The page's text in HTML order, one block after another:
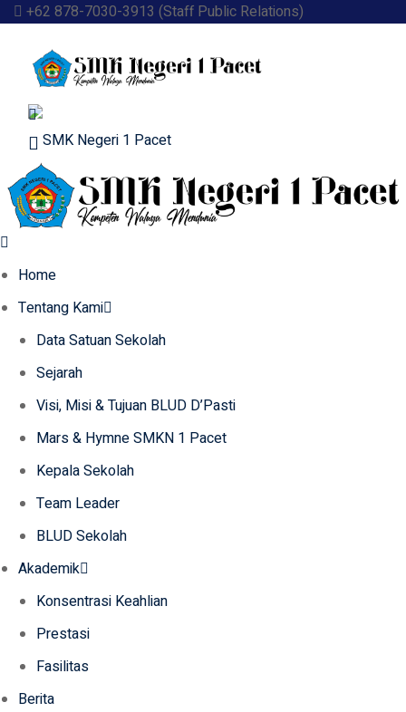
Skip
content
+62 878-7030-3913 (Staff Public Relations)
Home
Tentang Kami
Data Satuan Sekolah
Sejarah
Visi, Misi & Tujuan BLUD D’Pasti
Mars & Hymne SMKN 1 Pacet
Kepala Sekolah
Team Leader
BLUD Sekolah
Akademik
Konsentrasi Keahlian
Prestasi
Fasilitas
Berita